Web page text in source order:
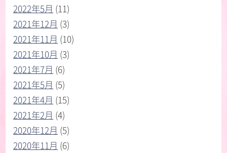
2022年5月 (11)
2021年12月 (3)
2021年11月 (10)
2021年10月 (3)
2021年7月 (6)
2021年5月 (5)
2021年4月 (15)
2021年2月 (4)
2020年12月 (5)
2020年11月 (6)